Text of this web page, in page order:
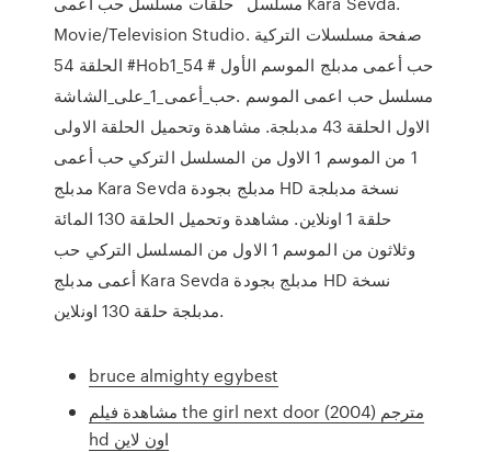
Movie/Television Studio. صفحة مسلسلات التركية
الحلقة 54 ‪#Hob1_54 حب أعمى مدبلج الموسم الأول #
حب_أعمى_1_على_الشاشة‬. مسلسل حب اعمى الموسم
الاول الحلقة 43 مدبلجة. مشاهدة وتحميل الحلقة الاولى
1 من الموسم 1 الاول من المسلسل التركي حب أعمى
مدبلج Kara Sevda مدبلج بجودة HD نسخة مدبلجة
حلقة 1 اونلاين. مشاهدة وتحميل الحلقة 130 المائة
وثلاثون من الموسم 1 الاول من المسلسل التركي حب
أعمى مدبلج Kara Sevda مدبلج بجودة HD نسخة
مدبلجة حلقة 130 اونلاين.
bruce almighty egybest
مشاهدة فيلم the girl next door (2004) مترجم
hd اون لاين